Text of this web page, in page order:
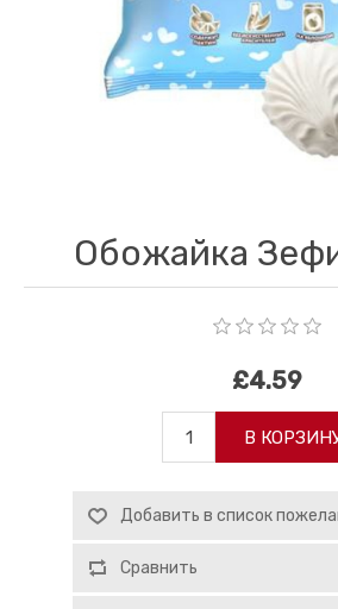
Обожайка
£4.59
В
Добавить в список
Сравнить